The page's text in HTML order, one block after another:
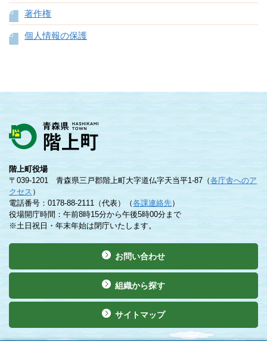
著作権
個人情報の保護
階上町役場
〒039-1201 青森県三戸郡階上町大字道仏字天当平1-87（各庁舎へのア
クセス ）
電話番号：0178-88-2111（代表）（各課連絡先）
役場開庁時間：午前8時15分から午後5時00分まで
※土日祝日・年末年始は閉庁いたします。
お問い合わせ
組織から探す
サイトマップ